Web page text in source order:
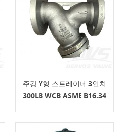
주강 Y형 스트레이너 3인치
300LB WCB ASME B16.34